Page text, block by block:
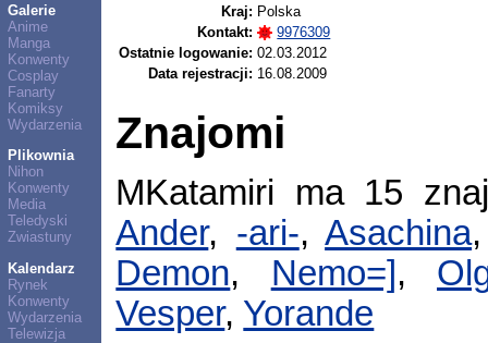
Galerie
Anime
Manga
Konwenty
Cosplay
Fanarty
Komiksy
Wydarzenia
Plikownia
Nihon
Konwenty
Media
Teledyski
Zwiastuny
Kalendarz
Rynek
Konwenty
Wydarzenia
Telewizja
Kraj: Polska
Kontakt:
9976309
Ostatnie logowanie: 02.03.2012
Data rejestracji: 16.08.2009
Znajomi
MKatamiri ma 15
Ander, -ari-,Asachina
Demon, Nemo=] ,
Vesper, Yorande